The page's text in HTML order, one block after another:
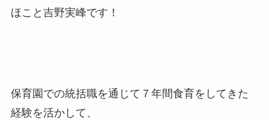
ほこと吉野実峰です！
保育園での統括職を通じて７年間食育をしてきた
経験を活かして、